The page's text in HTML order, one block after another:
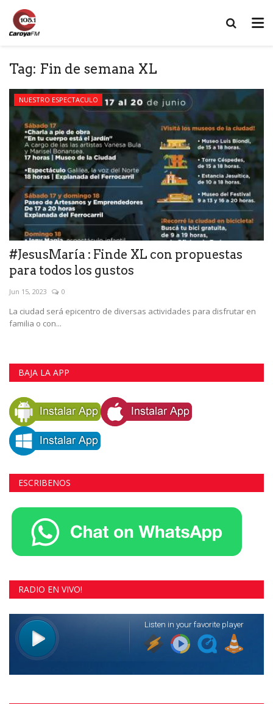
Tag: Fin de semana XL
NUESTRO ESPECTACULO
#JesusMaría : Finde XL con propuestas
para todos los gustos
Jun 15, 2023 0
La ciudad será epicentro de diversas actividades para disfrutar en
familia o con...
BAJA LA APP
ESCRIBENOS
RADIO EN VIVO!